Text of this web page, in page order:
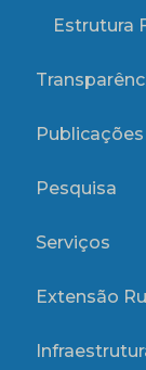
Estrutura
Publicações
Pesquisa
Serviços
Extensão